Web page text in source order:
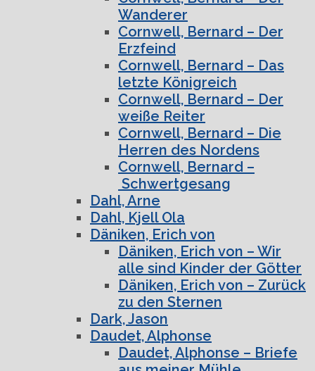
Wanderer
Cornwell, Bernard – Der
Erzfeind
Cornwell, Bernard – Das
letzte Königreich
Cornwell, Bernard – Der
weiße Reiter
Cornwell, Bernard – Die
Herren des Nordens
Cornwell, Bernard –
Schwertgesang
Dahl, Arne
Dahl, Kjell Ola
Däniken, Erich von
Däniken, Erich von – Wir
alle sind Kinder der Götter
Däniken, Erich von – Zurück
zu den Sternen
Dark, Jason
Daudet, Alphonse
Daudet, Alphonse – Briefe